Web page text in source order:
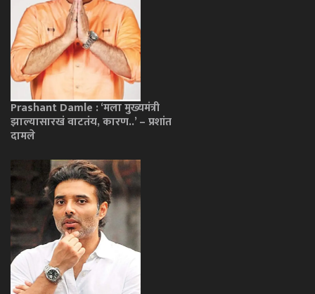
Prashant Damle : ‘मला मुख्यमंत्री
झाल्यासारखं वाटतंय, कारण..’ – प्रशांत
दामले